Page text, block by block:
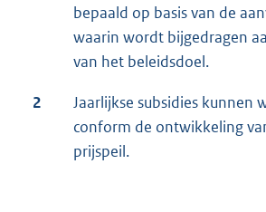
bepaald op basis van de
waarin wordt bijgedragen
van het beleidsdoel.
2
Jaarlijkse subsidies kunnen
conform de ontwikkeling
prijspeil.